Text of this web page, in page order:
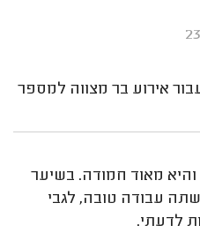
אירוע בר מצווה למספר
והיא מאוד חמודה. בשיער
עבודה טובה, לגבי
לדעתי.